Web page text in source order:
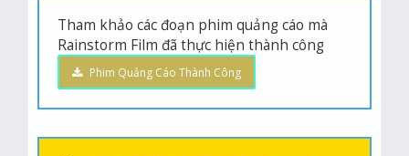
Tham khảo các đoạn phim quảng cáo mà
Rainstorm Film đã thực hiện thành công
Phim Quảng Cáo Thành Công